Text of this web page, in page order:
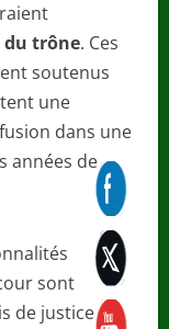
trône. Ces
soutenus
une
dans une
années de
sont
de justice